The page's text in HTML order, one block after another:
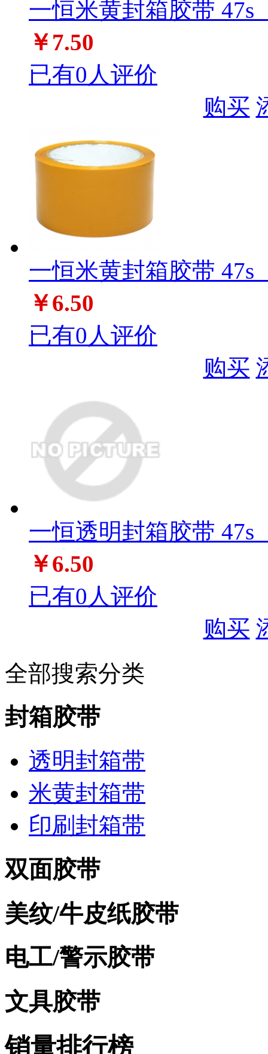
一恒米黄封箱胶带 47s
￥7.50
已有0人评价
购买
一恒米黄封箱胶带 47s
￥6.50
已有0人评价
购买
一恒透明封箱胶带 47s
￥6.50
已有0人评价
购买
全部搜索分类
封箱胶带
透明封箱带
米黄封箱带
印刷封箱带
双面胶带
美纹/牛皮纸胶带
电工/警示胶带
文具胶带
销量排行榜